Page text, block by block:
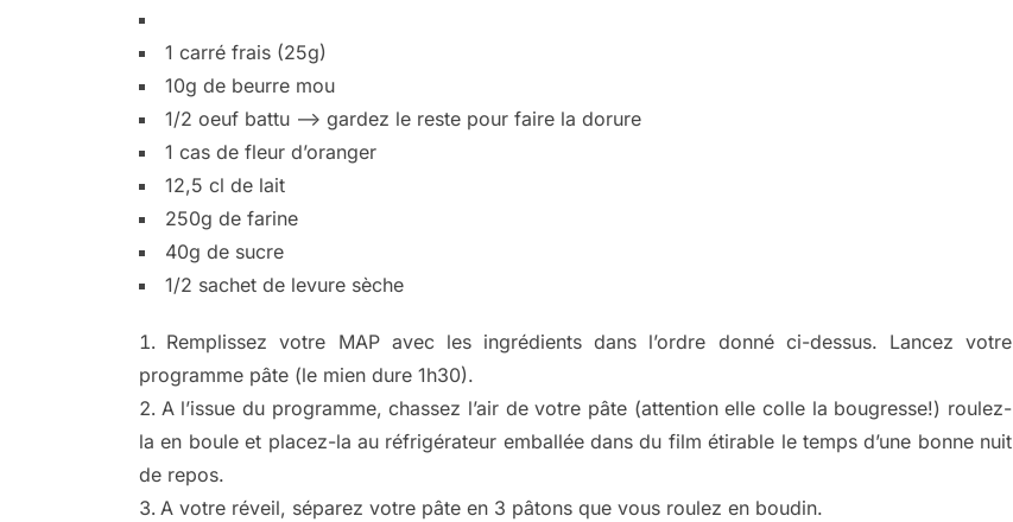
1 carré frais (25g)
10g de beurre mou
1/2 oeuf battu –> gardez le reste pour faire la dorure
1 cas de fleur d’oranger
12,5 cl de lait
250g de farine
40g de sucre
1/2 sachet de levure sèche
Remplissez votre MAP avec les ingrédients dans l’ordre donné ci-dessus. Lancez votre
programme pâte (le mien dure 1h30).
A l’issue du programme, chassez l’air de votre pâte (attention elle colle la bougresse!) roulez-
la en boule et placez-la au réfrigérateur emballée dans du film étirable le temps d’une bonne nuit
de repos.
A votre réveil, séparez votre pâte en 3 pâtons que vous roulez en boudin.